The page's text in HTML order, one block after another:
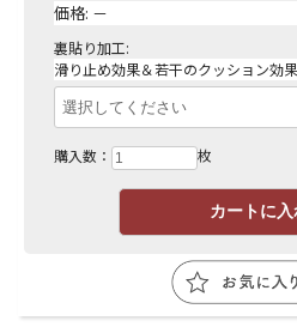
価格: －
裏貼り加工:
滑り止め効果＆若干のクッション効果
購入数： 枚